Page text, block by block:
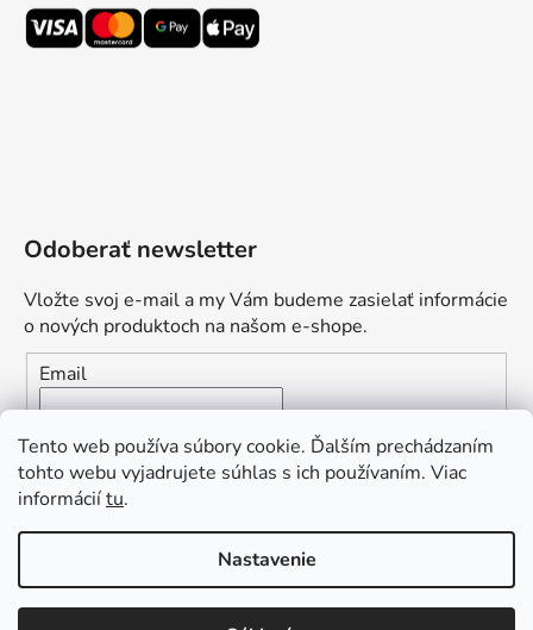
Tento web používa súbory cookie. Ďalším prechádzaním
tohto webu vyjadrujete súhlas s ich používaním. Viac
informáciítu.
Nastavenie
: Zaplaťte vopred a získajte
Odoberať newsletter
Vložte svoj e-mail a my Vám budeme zasielať informácie
o nových produktoch na našom e-shope.
Email
Vložením e-mailu súhlasíte s
podmienkami ochrany
osobných údajov
môžem pomôcť?“